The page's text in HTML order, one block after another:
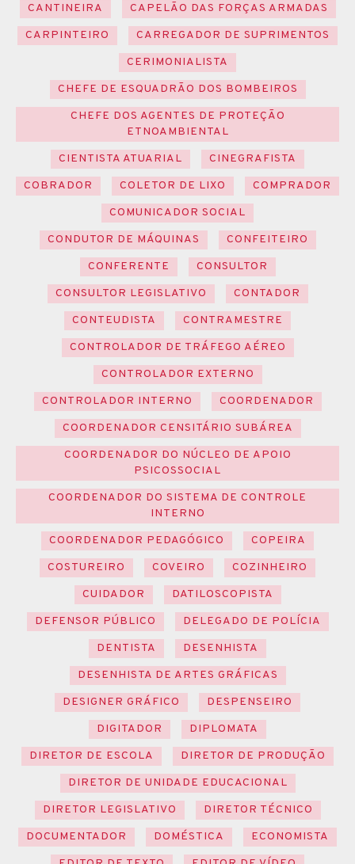
CANTINEIRA
CAPELÃO DAS FORÇAS ARMADAS
CARPINTEIRO
CARREGADOR DE SUPRIMENTOS
CERIMONIALISTA
CHEFE DE ESQUADRÃO DOS BOMBEIROS
CHEFE DOS AGENTES DE PROTEÇÃO
ETNOAMBIENTAL
CIENTISTA ATUARIAL
CINEGRAFISTA
COBRADOR
COLETOR DE LIXO
COMPRADOR
COMUNICADOR SOCIAL
CONDUTOR DE MÁQUINAS
CONFEITEIRO
CONFERENTE
CONSULTOR
CONSULTOR LEGISLATIVO
CONTADOR
CONTEUDISTA
CONTRAMESTRE
CONTROLADOR DE TRÁFEGO AÉREO
CONTROLADOR EXTERNO
CONTROLADOR INTERNO
COORDENADOR
COORDENADOR CENSITÁRIO SUBÁREA
COORDENADOR DO NÚCLEO DE APOIO
PSICOSSOCIAL
COORDENADOR DO SISTEMA DE CONTROLE
INTERNO
COORDENADOR PEDAGÓGICO
COPEIRA
COSTUREIRO
COVEIRO
COZINHEIRO
CUIDADOR
DATILOSCOPISTA
DEFENSOR PÚBLICO
DELEGADO DE POLÍCIA
DENTISTA
DESENHISTA
DESENHISTA DE ARTES GRÁFICAS
DESIGNER GRÁFICO
DESPENSEIRO
DIGITADOR
DIPLOMATA
DIRETOR DE ESCOLA
DIRETOR DE PRODUÇÃO
DIRETOR DE UNIDADE EDUCACIONAL
DIRETOR LEGISLATIVO
DIRETOR TÉCNICO
DOCUMENTADOR
DOMÉSTICA
ECONOMISTA